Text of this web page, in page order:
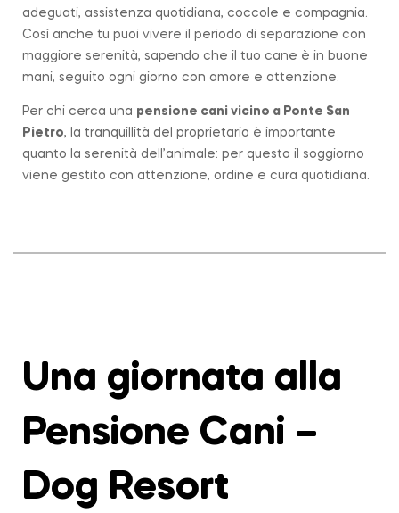
adeguati, assistenza quotidiana, coccole e compagnia.
Così anche tu puoi vivere il periodo di separazione con
maggiore serenità, sapendo che il tuo cane è in buone
mani, seguito ogni giorno con amore e attenzione.
Per chi cerca una pensione cani vicino a Ponte San
Pietro, la tranquillità del proprietario è importante
quanto la serenità dell’animale: per questo il soggiorno
viene gestito con attenzione, ordine e cura quotidiana.
Una giornata alla
Pensione Cani –
Dog Resort